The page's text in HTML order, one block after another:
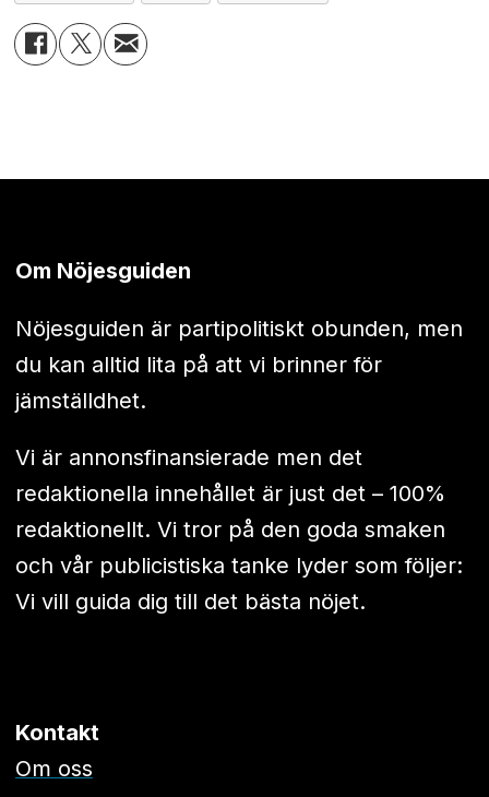
Om Nöjesguiden
Nöjesguiden är partipolitiskt obunden, men
du kan alltid lita på att vi brinner för
jämställdhet.
Vi är annonsfinansierade men det
redaktionella innehållet är just det – 100%
redaktionellt. Vi tror på den goda smaken
och vår publicistiska tanke lyder som följer:
Vi vill guida dig till det bästa nöjet.
Kontakt
Om oss